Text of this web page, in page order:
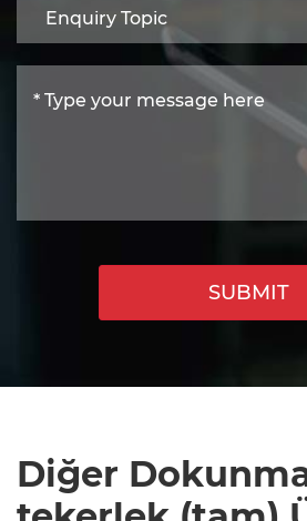
SUBMIT
Diğer